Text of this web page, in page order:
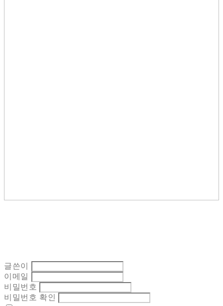
글쓴이
이메일
비밀번호
비밀번호 확인